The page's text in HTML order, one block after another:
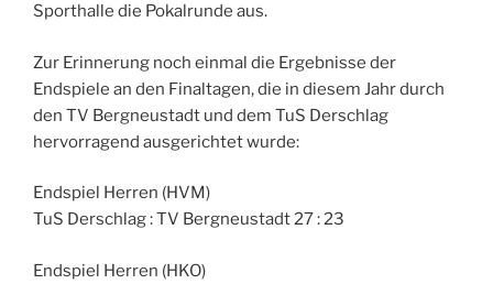
Sporthalle die Pokalrunde aus.
Zur Erinnerung noch einmal die Ergebnisse der
Endspiele an den Finaltagen, die in diesem Jahr durch
den TV Bergneustadt und dem TuS Derschlag
hervorragend ausgerichtet wurde:
Endspiel Herren (HVM)
TuS Derschlag : TV Bergneustadt 27 : 23
Endspiel Herren (HKO)